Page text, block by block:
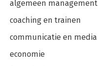
algemeen management
coaching en trainen
communicatie en media
economie